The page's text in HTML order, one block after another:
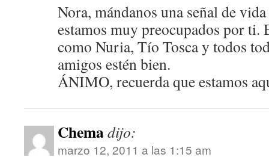
Nora, mándanos una señal de
estamos muy preocupados por ti.
como Nuria, Tío Tosca y todos
amigos estén bien.
ÁNIMO, recuerda que estamos
Chemadijo:
marzo 12, 2011 a las 1:15 am